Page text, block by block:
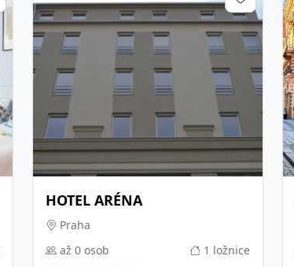
HOTEL ARÉNA
Praha
až 0 osob
1 ložnice